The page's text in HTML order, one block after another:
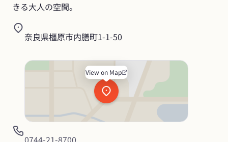
きる大人の空間。
奈良県橿原市内膳町1-1-50
View on Map
0744-21-8700